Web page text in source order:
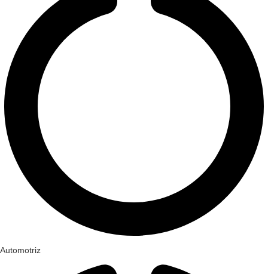
Automotriz